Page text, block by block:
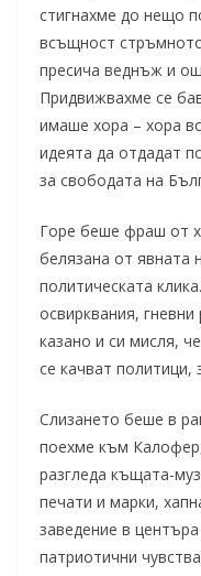
стигнахме до нещо
всъщност
пресича веднъж и
Придвижвахме се
имаше хора – хора
идеята да отдадат
за свободата на
Горе беше фраш от
белязана от явната
политическата
освирквания,
казано и си мисля,
се качват политици,
Слизането беше в
поехме към
разгледа къщата-
печати и марки,
заведение в
патриотични